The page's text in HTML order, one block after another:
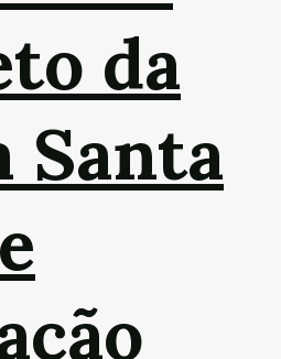
da
Santa